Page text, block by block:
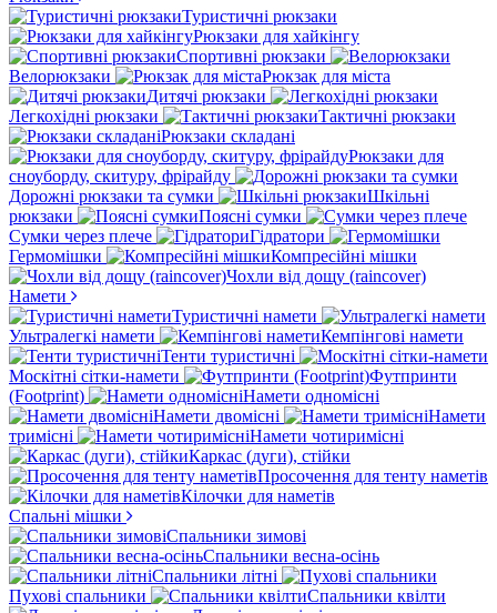
Туристичні рюкзаки
Рюкзаки для хайкінгу
Спортивні рюкзаки
Велорюкзаки
Рюкзак для міста
Дитячі рюкзаки
Легкохідні рюкзаки
Тактичні рюкзаки
Рюкзаки складані
Рюкзаки для
сноуборду, скитуру, фрірайду
Дорожні рюкзаки та сумки
Шкільні
рюкзаки
Поясні сумки
Сумки через плече
Гідратори
Гермомішки
Компресійні мішки
Чохли від дощу (raincover)
Намети
Туристичні намети
Ультралегкі намети
Кемпінгові намети
Тенти туристичні
Москітні сітки-намети
Футпринти
(Footprint)
Намети одномісні
Намети двомісні
Намети
тримісні
Намети чотиримісні
Каркас (дуги), стійки
Просочення для тенту наметів
Кілочки для наметів
Спальні мішки
Спальники зимові
Спальники весна-осінь
Спальники літні
Пухові спальники
Спальники квілти